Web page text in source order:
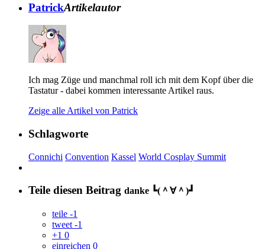
PatrickArtikelautor
Ich mag Züge und manchmal roll ich mit dem Kopf über die
Tastatur - dabei kommen interessante Artikel raus.
Zeige alle Artikel von Patrick
Schlagworte
Connichi Convention Kassel World Cosplay Summit
Teile diesen Beitrag danke ┗(＾∀＾)┛
teile -1
tweet -1
+1 0
einreichen 0